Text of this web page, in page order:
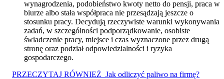
wynagrodzenia, podobieństwo kwoty netto do pensji, praca w
biurze albo stała współpraca nie przesądzają jeszcze o
stosunku pracy. Decydują rzeczywiste warunki wykonywania
zadań, w szczególności podporządkowanie, osobiste
świadczenie pracy, miejsce i czas wyznaczone przez drugą
stronę oraz podział odpowiedzialności i ryzyka
gospodarczego.
PRZECZYTAJ RÓWNIEŻ Jak odliczyć paliwo na firmę?